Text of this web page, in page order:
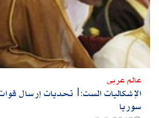
عالم عربى
الإشكاليات الست:|تحديات إرسال
سوريا